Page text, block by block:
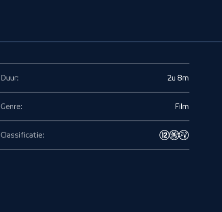
Duur: 2u 8m
Genre: Film
Classificatie: